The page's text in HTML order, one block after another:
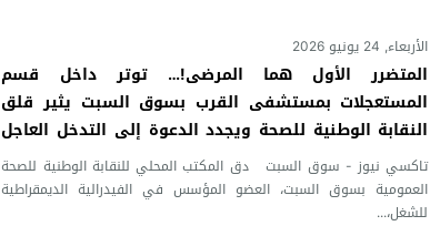
الأربعاء, 24 يونيو 2026
المتضرر الأول هما المرضى!… توتر داخل قسم
المستعجلات بمستشفى القرب بسوق السبت يثير قلق
النقابة الوطنية للصحة ويجدد الدعوة إلى التدخل العاجل
للمديرية الجهوية ببني ملال
تاكسي نيوز - سوق السبت دق المكتب المحلي للنقابة الوطنية للصحة
العمومية بسوق السبت، العضو المؤسس في الفيدرالية الديمقراطية
للشغل،...